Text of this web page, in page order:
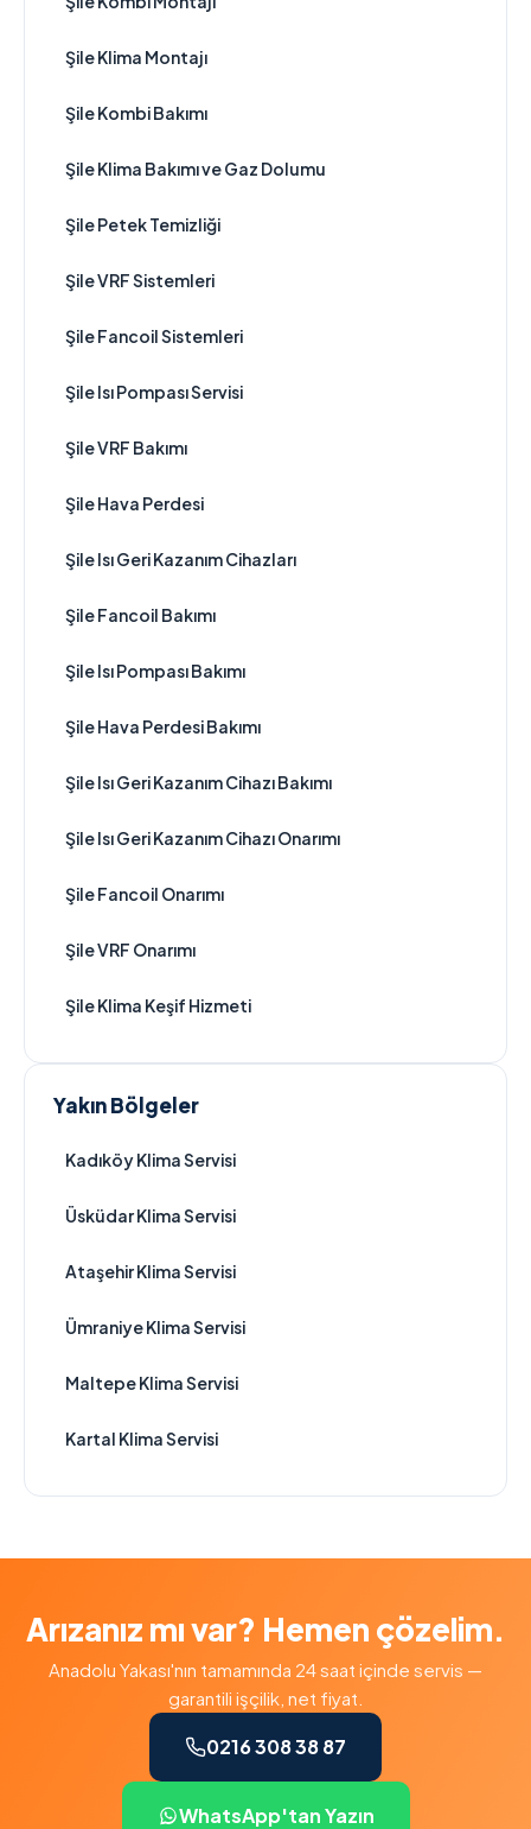
Şile Klima Montajı
Şile Kombi Bakımı
Şile Klima Bakımı ve Gaz Dolumu
Şile Petek Temizliği
Şile VRF Sistemleri
Şile Fancoil Sistemleri
Şile Isı Pompası Servisi
Şile VRF Bakımı
Şile Hava Perdesi
Şile Isı Geri Kazanım Cihazları
Şile Fancoil Bakımı
Şile Isı Pompası Bakımı
Şile Hava Perdesi Bakımı
Şile Isı Geri Kazanım Cihazı Bakımı
Şile Isı Geri Kazanım Cihazı Onarımı
Şile Fancoil Onarımı
Şile VRF Onarımı
Şile Klima Keşif Hizmeti
Yakın Bölgeler
Kadıköy Klima Servisi
Üsküdar Klima Servisi
Ataşehir Klima Servisi
Ümraniye Klima Servisi
Maltepe Klima Servisi
Kartal Klima Servisi
Arızanız mı var? Hemen çözelim.
Anadolu Yakası'nın tamamında 24 saat içinde servis —
garantili işçilik, net fiyat.
0216 308 38 87
WhatsApp'tan Yazın